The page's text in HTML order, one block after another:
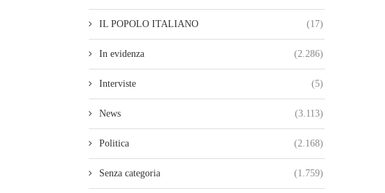
IL POPOLO ITALIANO (17)
In evidenza (2.286)
Interviste (5)
News (3.113)
Politica (2.168)
Senza categoria (1.759)